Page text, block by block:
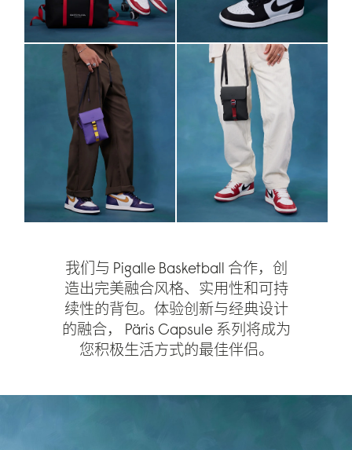
我们与 Pigalle Basketball 合作，创
造出完美融合风格、实用性和可持
续性的背包。体验创新与经典设计
的融合， Päris Capsule 系列将成为
您积极生活方式的最佳伴侣。